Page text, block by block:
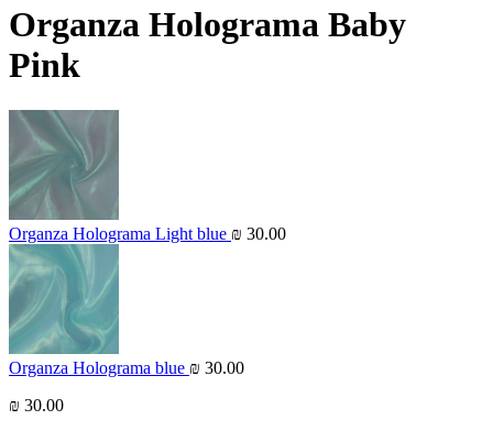
Organza Holograma Baby
Pink
Organza Holograma Light blue ₪ 30.00
Organza Holograma blue ₪ 30.00
₪ 30.00